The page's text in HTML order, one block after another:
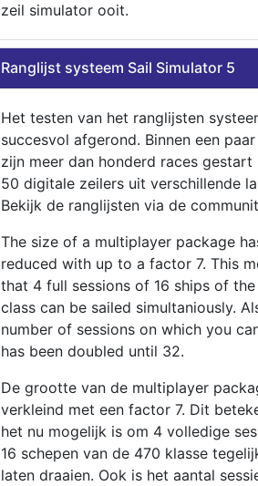
zeil simulator ooit.
Ranglijst systeem Sail Simulator 5
Het testen van het ranglijsten
succesvol afgerond. Binnen een
zijn meer dan honderd races gestart
50 digitale zeilers uit verschillende
Bekijk de ranglijsten via de
The size of a multiplayer package
reduced with up to a factor 7. This
that 4 full sessions of 16 ships of
class can be sailed simultaniously.
number of sessions on which you
has been doubled until 32.
De grootte van de multiplayer
verkleind met een factor 7. Dit
het nu mogelijk is om 4 volledige
16 schepen van de 470 klasse
laten draaien. Ook is het aantal